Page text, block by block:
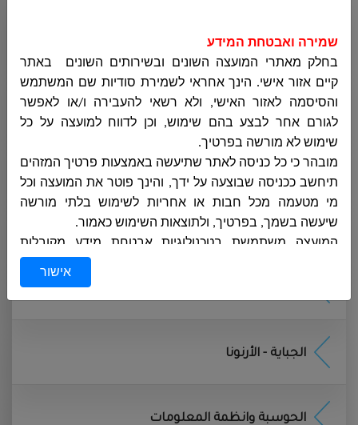
ديوان المدير العام
الهندسة
المحاسبة
الجباية - الأرنونا
الحوسبة وانظمة المعلومات
שמירה ואבטחת המידע
בחלק מאתרי המועצה השונים ובשירותים השונים באתר
קיים אזור אישי. הינך אחראי לשמירת סודיות שם המשתמש
והסיסמה לאזור האישי, ולא רשאי להעבירה ו/או לאפשר
לגורם אחר לבצע בהם שימוש, וכן לדווח למועצה על כל
שימוש לא מורשה בפרטיך.
מובהר כי כל כניסה לאתר שתיעשה באמצעות פרטיך המזהים
תיחשב ככניסה שבוצעה על ידך, והינך פוטר את המועצה וכל
מי מטעמה מכל חבות או אחריות לשימוש בלתי מורשה
שיעשה בשמך, בפרטיך, ולתוצאות השימוש כאמור.
המועצה משתמשת בטכנולוגיות אבטחת מידע מקובלות
באתר, ותעשה מאמץ סביר על מנת להבטיח כי האתר יהיה
המועצה תפעיל ותיישם נהלים מקובלים בשוק לאבטחת
בלתי מורשים. עם זאת, ידוע לך, למרות האמור לעיל, שאין
בכך כדי להעניק ביטחון מוחלט ביחס למידע שתמסור באתר
הקצה שממנו אתה עושה שימוש באתר, כגון התקנת תוכנות
אישור